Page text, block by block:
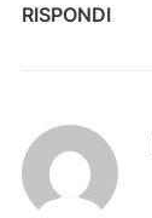
RISPONDI